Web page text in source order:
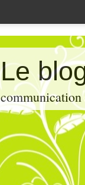
Le